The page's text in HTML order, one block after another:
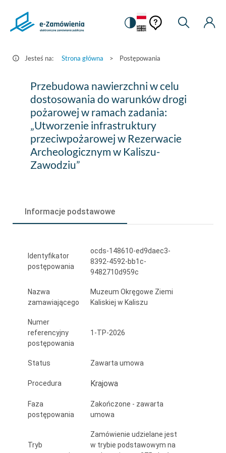
Postępowania
Zamówienia.gov.pl
Zmiana
na
kontrastową
Pomoc
kontekstowa
Pomoc
Moje
Jesteś na: Strona główna > Postępowania
Przebudowa
nawierzchni
celu
dostosowania
pożarowej
ramach
zadania:
„Utworzenie
infrastruktury
przeciwpożarowej
Rezerwacie
Archeologicznym
Kaliszu-
Przebudowa nawierzchni w celu
dostosowania do warunków drogi
pożarowej w ramach zadania:
„Utworzenie infrastruktury
przeciwpożarowej w Rezerwacie
Archeologicznym w Kaliszu-
Zawodziu”
Informacje podstawowe
Identyfikator
postępowania
ocds-148610-ed9daec3-
8392-4592-bb1c-
9482710d959c
Nazwa
zamawiającego
Muzeum Okręgowe Ziemi
Kaliskiej w Kaliszu
Numer
referencyjny
postępowania
1-TP-2026
Status Zawarta umowa
Procedura Krajowa
Faza
postępowania
Zakończone - zawarta
umowa
Tryb
Zamówienie udzielane jest
w trybie podstawowym na